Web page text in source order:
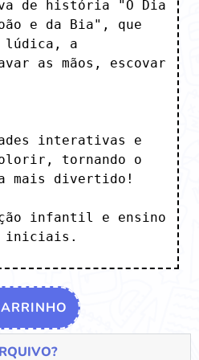
de história "O Dia
e da Bia", que
lúdica, a
as mãos, escovar
interativas e
tornando o
mais divertido!
infantil e ensino
iniciais.